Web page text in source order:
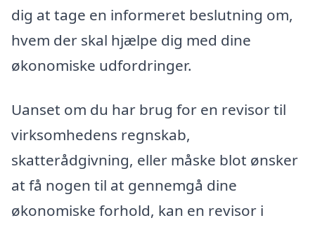
dig at tage en informeret beslutning om,
hvem der skal hjælpe dig med dine
økonomiske udfordringer.
Uanset om du har brug for en revisor til
virksomhedens regnskab,
skatterådgivning, eller måske blot ønsker
at få nogen til at gennemgå dine
økonomiske forhold, kan en revisor i